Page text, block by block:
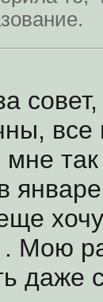
мне
. Мою
даже